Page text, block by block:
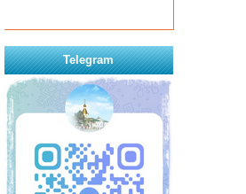
Telegram